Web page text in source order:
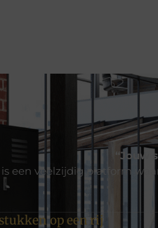
“Jouw
een veelzijdig platform
op een rij